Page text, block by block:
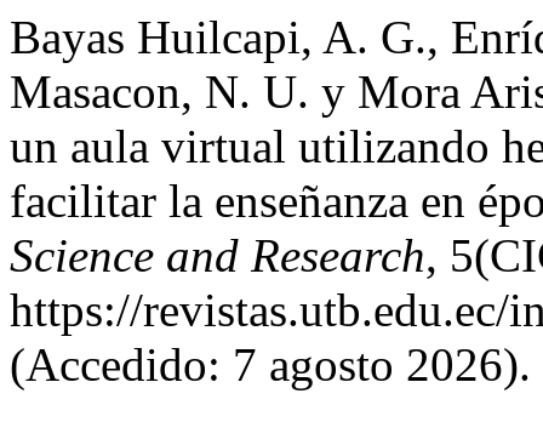
Bayas Huilcapi, A. G.,
Masacon, N. U. y Mora
un aula virtual utilizando
facilitar la enseñanza en
Science and Research,
https://revistas.utb.edu.ec/
(Accedido: 7 agosto 2026).